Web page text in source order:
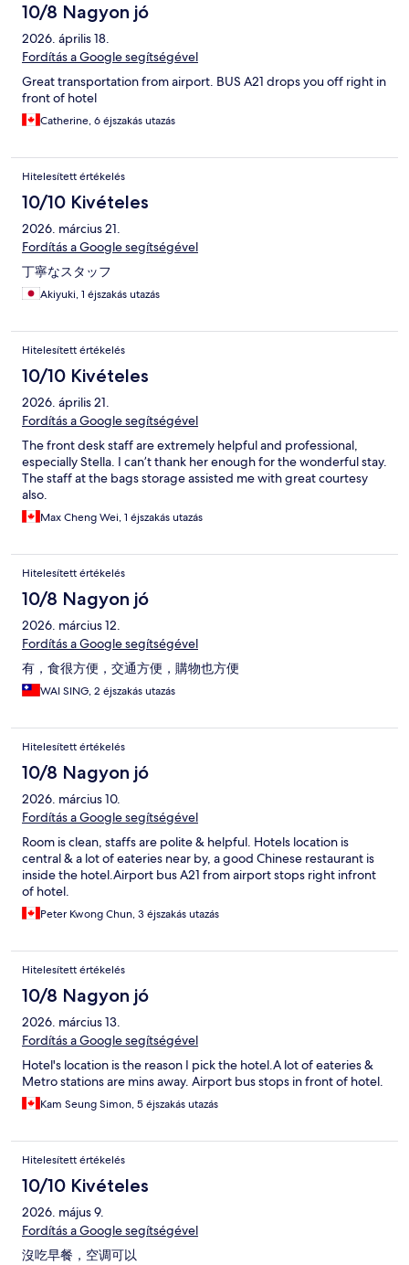
10/8 Nagyon jó
2026. április 18.
Fordítás a Google segítségével
Great transportation from airport. BUS A21 drops you off right in
front of hotel
Catherine, 6 éjszakás utazás
Hitelesített értékelés
10/10 Kivételes
2026. március 21.
Fordítás a Google segítségével
丁寧なスタッフ
Akiyuki, 1 éjszakás utazás
Hitelesített értékelés
10/10 Kivételes
2026. április 21.
Fordítás a Google segítségével
The front desk staff are extremely helpful and professional,
especially Stella. I can’t thank her enough for the wonderful stay.
The staff at the bags storage assisted me with great courtesy
also.
Max Cheng Wei, 1 éjszakás utazás
Hitelesített értékelés
10/8 Nagyon jó
2026. március 12.
Fordítás a Google segítségével
有，食很方便，交通方便，購物也方便
WAI SING, 2 éjszakás utazás
Hitelesített értékelés
10/8 Nagyon jó
2026. március 10.
Fordítás a Google segítségével
Room is clean, staffs are polite & helpful. Hotels location is
central & a lot of eateries near by, a good Chinese restaurant is
inside the hotel.Airport bus A21 from airport stops right infront
of hotel.
Peter Kwong Chun, 3 éjszakás utazás
Hitelesített értékelés
10/8 Nagyon jó
2026. március 13.
Fordítás a Google segítségével
Hotel's location is the reason I pick the hotel.A lot of eateries &
Metro stations are mins away. Airport bus stops in front of hotel.
Kam Seung Simon, 5 éjszakás utazás
Hitelesített értékelés
10/10 Kivételes
2026. május 9.
Fordítás a Google segítségével
沒吃早餐，空调可以